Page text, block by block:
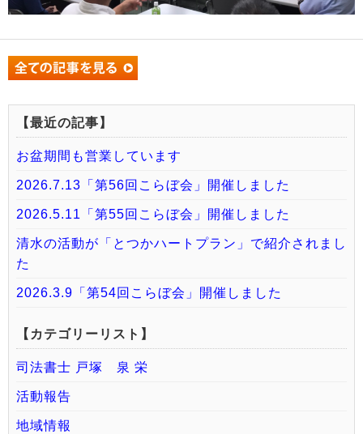
【最近の記事】
お盆期間も営業しています
2026.7.13「第56回こらぼ会」開催しました
2026.5.11「第55回こらぼ会」開催しました
清水の活動が「とつかハートプラン」で紹介されまし
た
2026.3.9「第54回こらぼ会」開催しました
【カテゴリーリスト】
司法書士 戸塚 泉 栄
活動報告
地域情報